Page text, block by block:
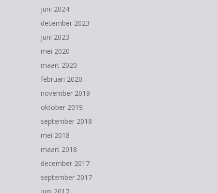
juni 2024
december 2023
juni 2023
mei 2020
maart 2020
februari 2020
november 2019
oktober 2019
september 2018
mei 2018
maart 2018
december 2017
september 2017